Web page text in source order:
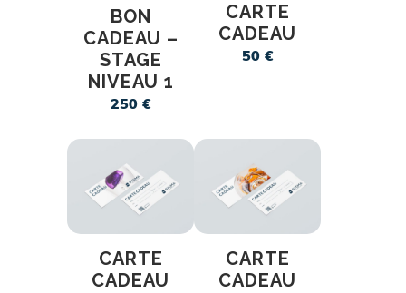
BON
CADEAU –
STAGE
NIVEAU 1
250 €
CARTE
CADEAU
50 €
CARTE
CADEAU
CARTE
CADEAU